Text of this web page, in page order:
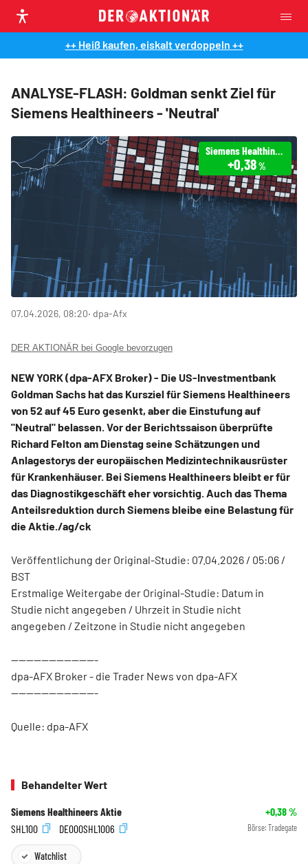
++ Heiß kaufen, eiskalt verdoppeln ++
ANALYSE-FLASH: Goldman senkt Ziel für
Siemens Healthineers - 'Neutral'
Siemens Healthineers
+0,38 %
07.04.2026, 08:20‧ dpa-Afx
DER AKTIONÄR bei Google bevorzugen
NEW YORK (dpa-AFX Broker) - Die US-Investmentbank
Goldman Sachs hat das Kursziel für Siemens Healthineers
von 52 auf 45 Euro gesenkt, aber die Einstufung auf
"Neutral" belassen. Vor der Berichtssaison überprüfte
Richard Felton am Dienstag seine Schätzungen und
Anlagestorys der europäischen Medizintechnikausrüster
für Krankenhäuser. Bei Siemens Healthineers bleibt er für
das Diagnostikgeschäft eher vorsichtig. Auch das Thema
Anteilsreduktion durch Siemens bleibe eine Belastung für
die Aktie./ag/ck
Veröffentlichung der Original-Studie: 07.04.2026 / 05:06 /
BST
Erstmalige Weitergabe der Original-Studie: Datum in
Studie nicht angegeben / Uhrzeit in Studie nicht
angegeben / Zeitzone in Studie nicht angegeben
-----------------------
dpa-AFX Broker - die Trader News von dpa-AFX
-----------------------
Quelle: dpa-AFX
Behandelter Wert
Siemens Healthineers Aktie +0,38%
SHL100
DE000SHL1006 Börse: Tradegate
Watchlist